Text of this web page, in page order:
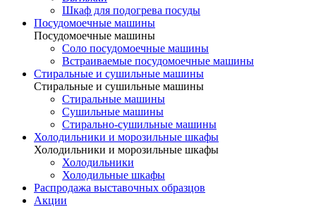
Шкаф для подогрева посуды
Посудомоечные машины
Посудомоечные машины
Соло посудомоечные машины
Встраиваемые посудомоечные машины
Стиральные и сушильные машины
Стиральные и сушильные машины
Стиральные машины
Сушильные машины
Стирально-сушильные машины
Холодильники и морозильные шкафы
Холодильники и морозильные шкафы
Холодильники
Холодильные шкафы
Распродажа выставочных образцов
Акции